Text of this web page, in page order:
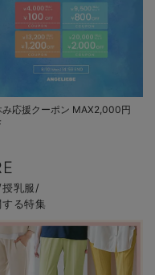
み応援クーポン MAX2,000円
乳服/
る特集